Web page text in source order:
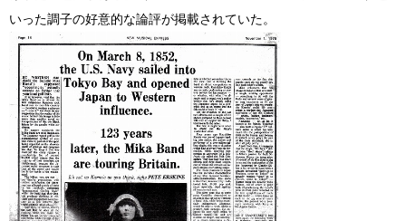
いった調子の好意的な論評が掲載されていた。